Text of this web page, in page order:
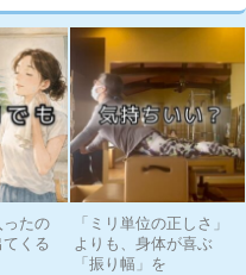
たの
くる
「ミリ単位の正しさ」
よりも、身体が喜ぶ
「振り幅」を